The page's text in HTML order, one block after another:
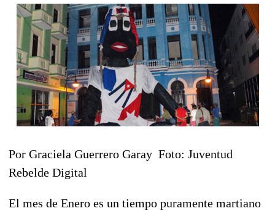
Por Graciela Guerrero Garay Foto: Juventud
Rebelde Digital
El mes de Enero es un tiempo puramente martiano